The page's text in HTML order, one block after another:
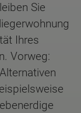
Sie
Ihres
Vorweg: